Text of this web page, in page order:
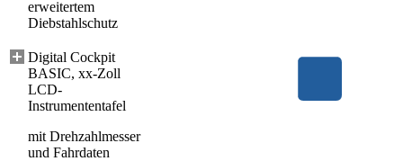
erweitertem
Diebstahlschutz
Digital Cockpit
BASIC, xx-Zoll
LCD-
Instrumententafel
mit Drehzahlmesser
und Fahrdaten